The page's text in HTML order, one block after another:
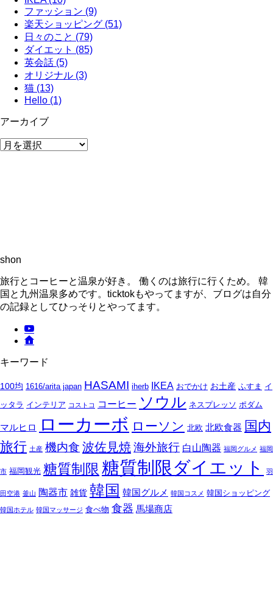
ファッション (9)
楽天ショッピング (51)
日々のこと (79)
ダイエット (85)
英会話 (5)
オリジナル (3)
猫 (13)
Hello (1)
アーカイブ
ア
shon
旅行とコーヒーと温泉が好き。 働くのは旅行に行くため。 韓
国と九州温泉多めです。ticktokもやってますが、ブログは自分
の記録としてひっそりとやってます。
キーワード
100均 1616/arita japan HASAMI iherb IKEA おでかけ お土産 ふすま イ
ッタラ インテリア コストコ コーヒー ソウル ネスプレッソ ポダム
マルヒロ ローカーボ ローソン 北欧 北欧食器 国内
旅行 土産 機内食 波佐見焼 海外旅行 白山陶器 福岡グルメ 福岡
市 福岡観光 糖質制限 糖質制限ダイエット 羽
田空港 釜山 陶器市 雑貨 韓国 韓国グルメ 韓国コスメ 韓国ショッピング
韓国ホテル 韓国マッサージ 食べ物 食器 馬場商店